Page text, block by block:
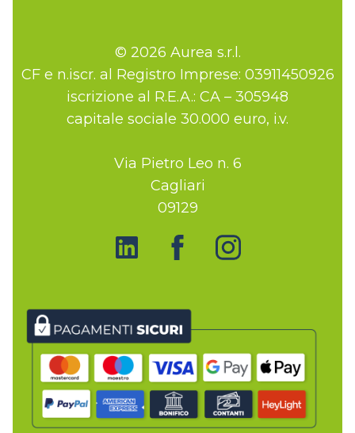
© 2026 Aurea s.r.l.
CF e n.iscr. al Registro Imprese: 03911450926
iscrizione al R.E.A.: CA – 305948
capitale sociale 30.000 euro, i.v.
Via Pietro Leo n. 6
Cagliari
09129